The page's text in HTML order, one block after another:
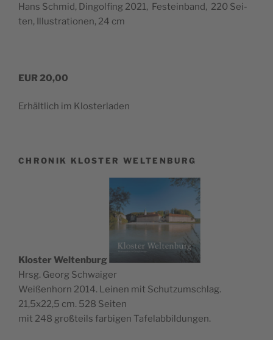
Hans Schmid, Din­gol­fing 2021, Fest­ein­band, 220 Sei­
ten, Illus­tra­tio­nen, 24 cm
EUR 20,00
Erhält­lich im Klosterladen
CHRONIK KLOSTER WELTENBURG
Klos­ter Wel­ten­burg
Hrsg. Georg Schwaiger
Wei­ßen­horn 2014. Lei­nen mit Schutz­um­schlag.
21,5x22,5 cm. 528 Seiten
mit 248 groß­teils far­bi­gen Tafelabbildungen.